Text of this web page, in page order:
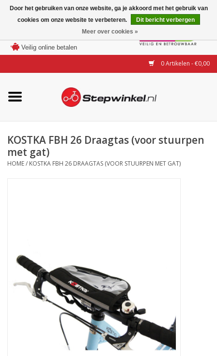
Veilig online betalen
0 Artikelen - €0,00
Merken
Modellen
Accessoires
Steps huren of uitproberen
KOSTKA FBH 26 Draagtas (voor stuurpen
met gat)
HOME/ KOSTKA FBH 26 DRAAGTAS (VOOR STUURPEN MET GAT)
Door het gebruiken van onze website, ga je akkoord met het gebruik van
cookies om onze website te verbeteren.
Dit bericht verbergen
Meer over cookies »